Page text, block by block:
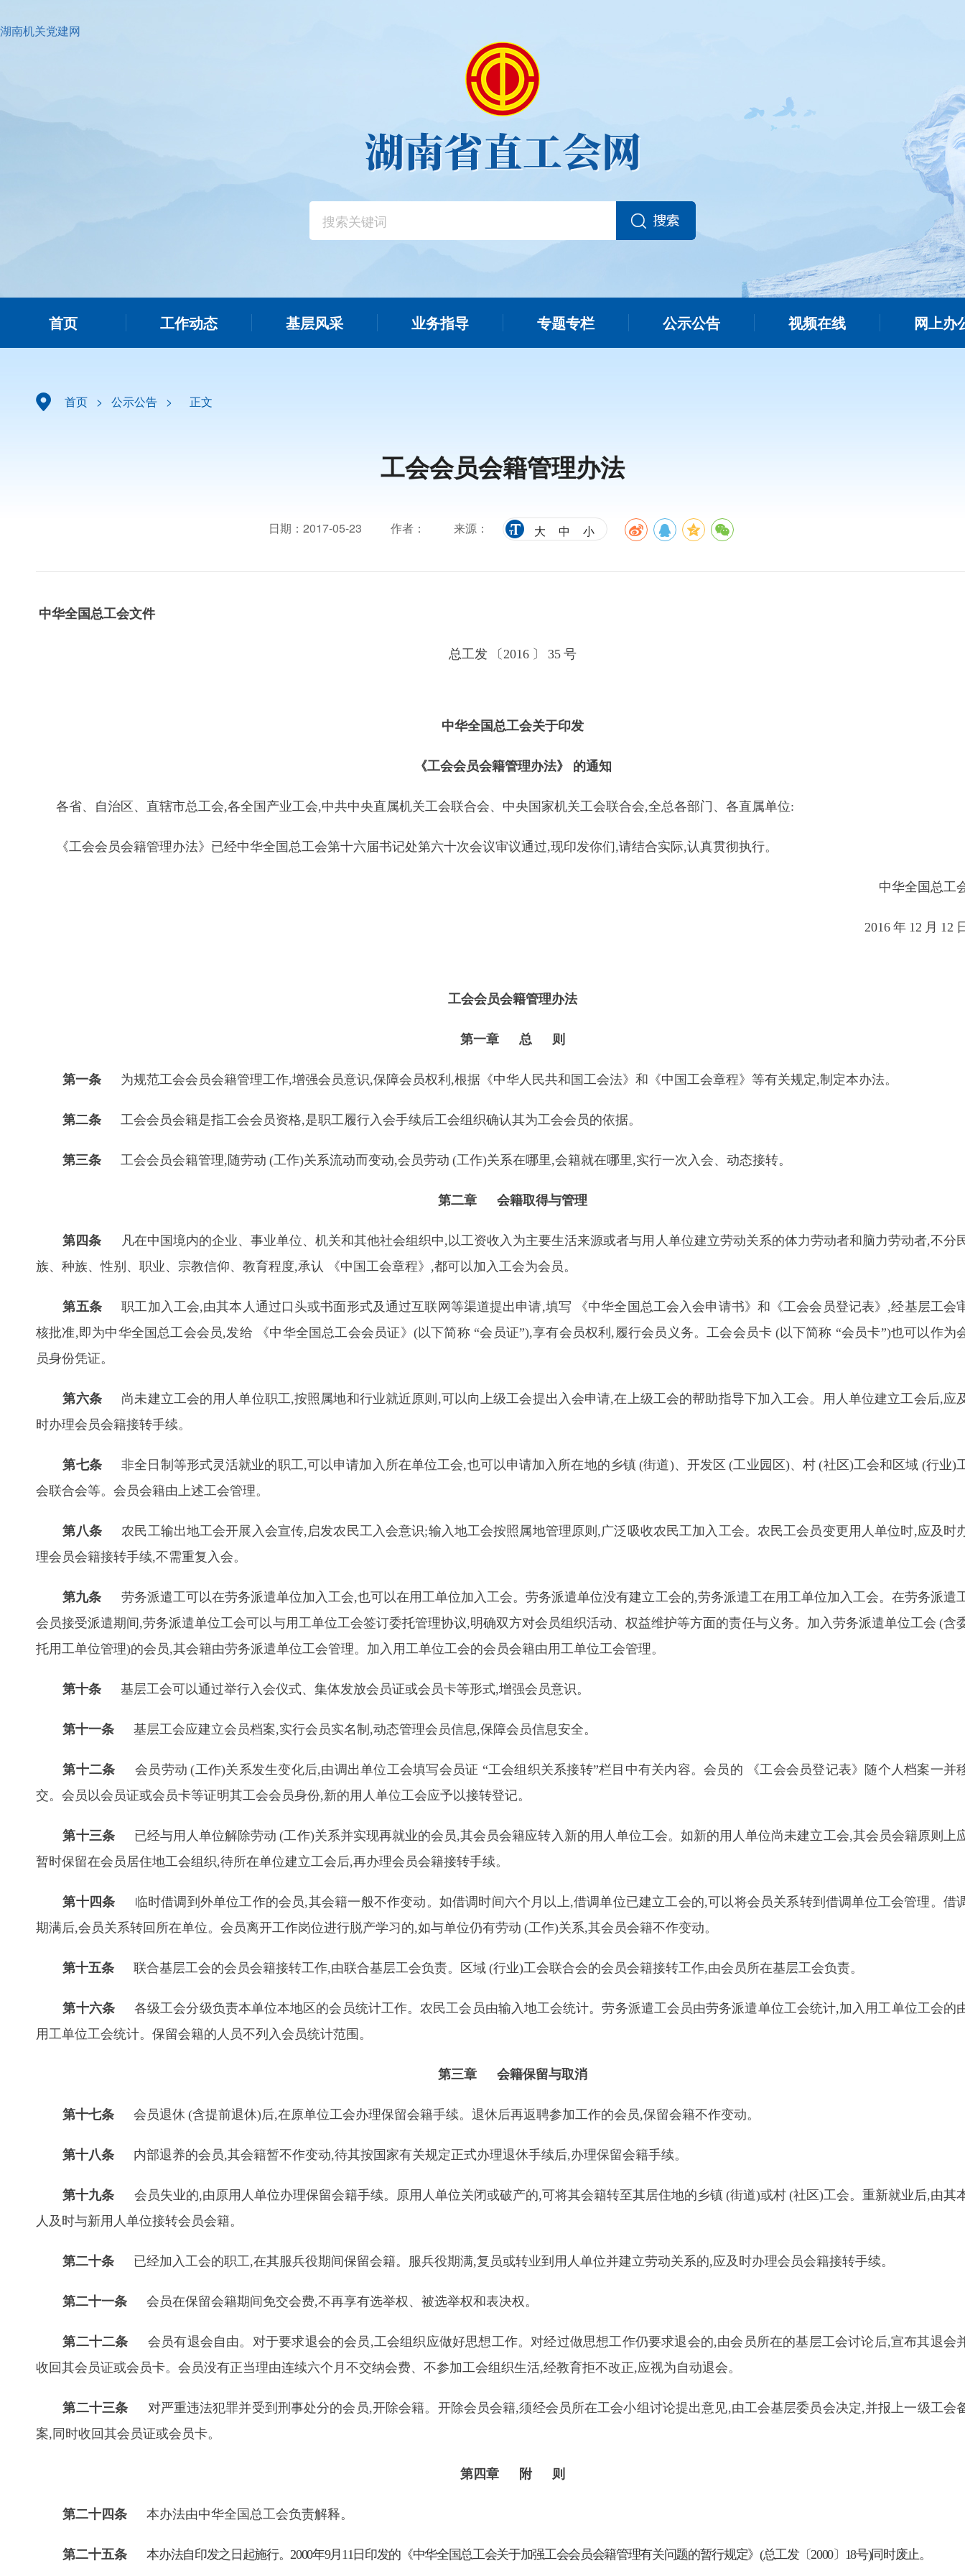
湖南机关党建网
首页 工作动态 基层风采 业务指导 专题专栏 公示公告 视频在线 网上办
首页 > 公示公告 > 正文
工会会员会籍管理办法
日期：2017-05-23 作者： 来源： 大 中 小
中华全国总工会文件
总工发 〔 2016 〕 35 号
中华全国总工会关于印发
《工会会员会籍管理办法》 的通知
各省、自治区、直辖市总工会,各全国产业工会,中共中央直属机关工会联合会、中央国家机关工会联合会,全总各部门、各直属单位:
《工会会员会籍管理办法》已经中华全国总工会第十六届书记处第六十次会议审议通过,现印发你们,请结合实际,认真贯彻执行。
中华全国总工
2016 年 12 月 12
工会会员会籍管理办法
第一章 总 则
第一条 为规范工会会员会籍管理工作,增强会员意识,保障会员权利,根据《中华人民共和国工会法》和《中国工会章程》等有关规定,制定本办法。
第二条 工会会员会籍是指工会会员资格,是职工履行入会手续后工会组织确认其为工会会员的依据。
第三条 工会会员会籍管理,随劳动 (工作)关系流动而变动,会员劳动 (工作)关系在哪里,会籍就在哪里,实行一次入会、动态接转。
第二章 会籍取得与管理
第四条
凡在中国境内的企业、事业单位、机关和其他社会组织中,以工资收入为主要生活来源或者与用人单位建立劳动关系的体力劳动者和脑力劳动者,不分
族、种族、性别、职业、宗教信仰、教育程度,承认 《中国工会章程》,都可以加入工会为会员。
第五条
职工加入工会,由其本人通过口头或书面形式及通过互联网等渠道提出申请,填写 《中华全国总工会入会申请书》和《工会会员登记表》,经基层工会
核批准,即为中华全国总工会会员,发给 《中华全国总工会会员证》(以下简称 “会员证”),享有会员权利,履行会员义务。工会会员卡 (以下简称 “会员卡”)也可以作为
员身份凭证。
第六条
尚未建立工会的用人单位职工,按照属地和行业就近原则,可以向上级工会提出入会申请,在上级工会的帮助指导下加入工会。用人单位建立工会后,应
时办理会员会籍接转手续。
第七条 非全日制等形式灵活就业的职工,可以申请加入所在单位工会,也可以申请加入所在地的乡镇 (街道)、开发区 (工业园区)、村 (社区)工会和区域 (行业)
会联合会等。会员会籍由上述工会管理。
第八条
农民工输出地工会开展入会宣传,启发农民工入会意识;输入地工会按照属地管理原则,广泛吸收农民工加入工会。农民工会员变更用人单位时,应及时
理会员会籍接转手续,不需重复入会。
第九条
劳务派遣工可以在劳务派遣单位加入工会,也可以在用工单位加入工会。劳务派遣单位没有建立工会的,劳务派遣工在用工单位加入工会。在劳务派遣
会员接受派遣期间,劳务派遣单位工会可以与用工单位工会签订委托管理协议,明确双方对会员组织活动、权益维护等方面的责任与义务。加入劳务派遣单位工会 (含
托用工单位管理)的会员,其会籍由劳务派遣单位工会管理。加入用工单位工会的会员会籍由用工单位工会管理。
第十条 基层工会可以通过举行入会仪式、集体发放会员证或会员卡等形式,增强会员意识。
第十一条 基层工会应建立会员档案,实行会员实名制,动态管理会员信息,保障会员信息安全。
第十二条 会员劳动 (工作)关系发生变化后,由调出单位工会填写会员证 “工会组织关系接转”栏目中有关内容。会员的 《工会会员登记表》随个人档案一并
交。会员以会员证或会员卡等证明其工会会员身份,新的用人单位工会应予以接转登记。
第十三条 已经与用人单位解除劳动 (工作)关系并实现再就业的会员,其会员会籍应转入新的用人单位工会。如新的用人单位尚未建立工会,其会员会籍原则上
暂时保留在会员居住地工会组织,待所在单位建立工会后,再办理会员会籍接转手续。
第十四条
临时借调到外单位工作的会员,其会籍一般不作变动。如借调时间六个月以上,借调单位已建立工会的,可以将会员关系转到借调单位工会管理。借
期满后,会员关系转回所在单位。会员离开工作岗位进行脱产学习的,如与单位仍有劳动 (工作)关系,其会员会籍不作变动。
第十五条 联合基层工会的会员会籍接转工作,由联合基层工会负责。区域 (行业)工会联合会的会员会籍接转工作,由会员所在基层工会负责。
第十六条
各级工会分级负责本单位本地区的会员统计工作。农民工会员由输入地工会统计。劳务派遣工会员由劳务派遣单位工会统计,加入用工单位工会的
用工单位工会统计。保留会籍的人员不列入会员统计范围。
第三章 会籍保留与取消
第十七条 会员退休 (含提前退休)后,在原单位工会办理保留会籍手续。退休后再返聘参加工作的会员,保留会籍不作变动。
第十八条 内部退养的会员,其会籍暂不作变动,待其按国家有关规定正式办理退休手续后,办理保留会籍手续。
第十九条 会员失业的,由原用人单位办理保留会籍手续。原用人单位关闭或破产的,可将其会籍转至其居住地的乡镇 (街道)或村 (社区)工会。重新就业后,由其
人及时与新用人单位接转会员会籍。
第二十条 已经加入工会的职工,在其服兵役期间保留会籍。服兵役期满,复员或转业到用人单位并建立劳动关系的,应及时办理会员会籍接转手续。
第二十一条 会员在保留会籍期间免交会费,不再享有选举权、被选举权和表决权。
第二十二条
会员有退会自由。对于要求退会的会员,工会组织应做好思想工作。对经过做思想工作仍要求退会的,由会员所在的基层工会讨论后,宣布其退会
收回其会员证或会员卡。会员没有正当理由连续六个月不交纳会费、不参加工会组织生活,经教育拒不改正,应视为自动退会。
第二十三条
对严重违法犯罪并受到刑事处分的会员,开除会籍。开除会员会籍,须经会员所在工会小组讨论提出意见,由工会基层委员会决定,并报上一级工会
案,同时收回其会员证或会员卡。
第四章 附 则
第二十四条 本办法由中华全国总工会负责解释。
第二十五条 本办法自印发之日起施行。2000年9月11日印发的《中华全国总工会关于加强工会会员会籍管理有关问题的暂行规定》(总工发〔2000〕18号)同时废止。